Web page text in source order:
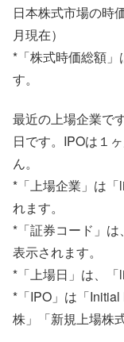
日本株式市場の時
月現在）
*「株式時価総額」
す。
最近の上場企業で
日です。IPOは１
ん。
*「上場企業」は
れます。
*「証券コード」は
表示されます。
*「上場日」は、「
*「IPO」は「
株」「新規上場株